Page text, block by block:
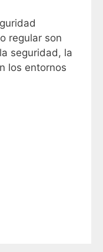
regular son
seguridad, la
los entornos